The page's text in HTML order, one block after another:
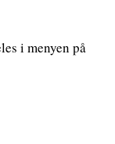
i menyen på